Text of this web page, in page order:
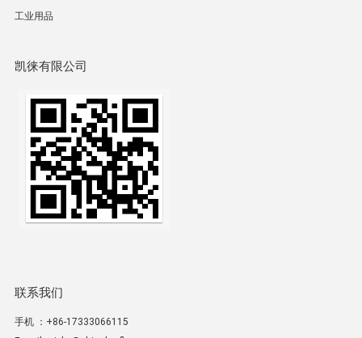
工业用品
凯徕有限公司
联系我们
手机 ：+86-17333066115